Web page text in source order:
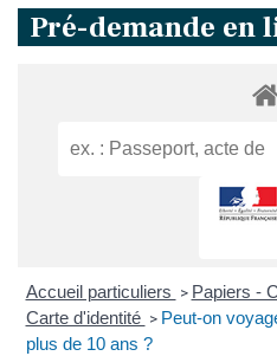
Pré-demande en
Accueil particuliers > Papiers -
Carte d'identité > Peut-on
plus de 10 ans ?